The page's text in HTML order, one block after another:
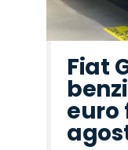
Fiat
euro